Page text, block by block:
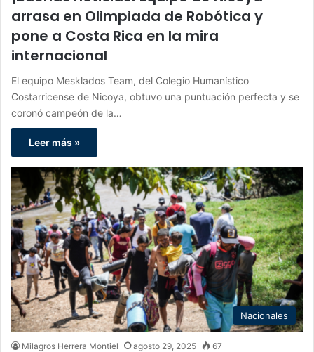
arrasa en Olimpiada de Robótica y
pone a Costa Rica en la mira
internacional
El equipo Mesklados Team, del Colegio Humanístico
Costarricense de Nicoya, obtuvo una puntuación perfecta y se
coronó campeón de la…
Leer más »
Nacionales
Milagros Herrera Montiel agosto 29, 2025 67